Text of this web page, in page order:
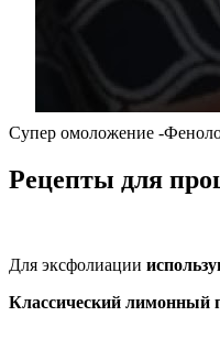
Супер омоложение -
Рецепты для
Для эксфолиации
Классический лимонный